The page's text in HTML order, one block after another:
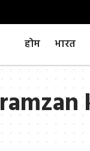
होम भारत
ramzan